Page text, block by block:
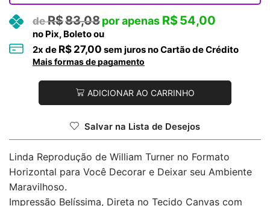
R$83,08 R$54,00
no Pix, Boleto ou
2x de R$ 27,00 sem juros no Cartão de Crédito
Mais formas de pagamento
ADICIONAR AO CARRINHO
Salvar na Lista de Desejos
Linda Reprodução de William Turner no Formato
Horizontal para Você Decorar e Deixar seu Ambiente
Maravilhoso.
Impressão Belíssima, Direta no Tecido Canvas com